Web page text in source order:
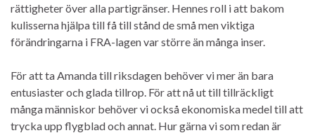
rättigheter över alla partigränser. Hennes roll i att bakom
kulisserna hjälpa till få till stånd de små men viktiga
förändringarna i FRA-lagen var större än många inser.
För att ta Amanda till riksdagen behöver vi mer än bara
entusiaster och glada tillrop. För att nå ut till tillräckligt
många människor behöver vi också ekonomiska medel till att
trycka upp flygblad och annat. Hur gärna vi som redan är